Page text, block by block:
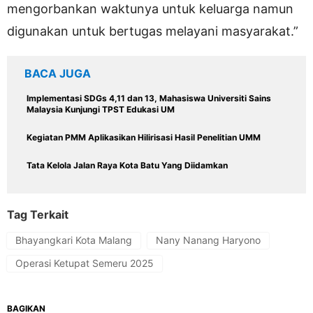
mengorbankan waktunya untuk keluarga namun
digunakan untuk bertugas melayani masyarakat.”
BACA JUGA
Implementasi SDGs 4,11 dan 13, Mahasiswa Universiti Sains
Malaysia Kunjungi TPST Edukasi UM
Kegiatan PMM Aplikasikan Hilirisasi Hasil Penelitian UMM
Tata Kelola Jalan Raya Kota Batu Yang Diidamkan
Tag Terkait
Bhayangkari Kota Malang
Nany Nanang Haryono
Operasi Ketupat Semeru 2025
BAGIKAN